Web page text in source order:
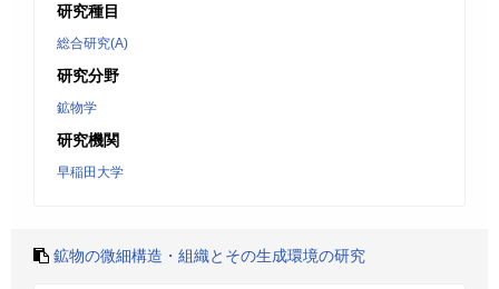
研究種目
総合研究(A)
研究分野
鉱物学
研究機関
早稲田大学
鉱物の微細構造・組織とその生成環境の研究